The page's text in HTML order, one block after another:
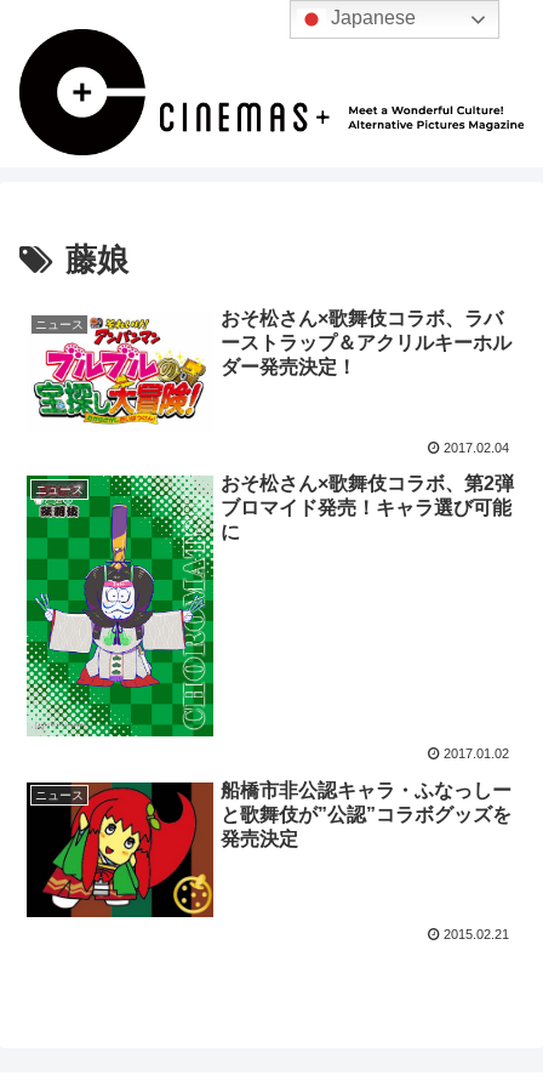
藤娘
ニュース
おそ松さん×歌舞伎コラボ、ラバ
ーストラップ＆アクリルキーホル
ダー発売決定！
2017.02.04
ニュース
おそ松さん×歌舞伎コラボ、第2弾
ブロマイド発売！キャラ選び可能
に
2017.01.02
ニュース
船橋市非公認キャラ・ふなっしー
と歌舞伎が”公認”コラボグッズを
発売決定
2015.02.21
Japanese